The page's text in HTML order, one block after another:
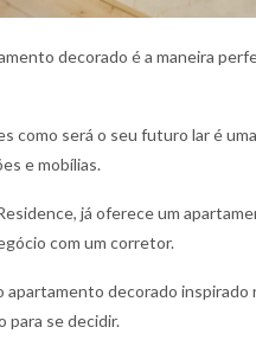
decorado é a maneira
como será o seu futuro lar é
e mobílias.
já oferece um
com um corretor.
apartamento decorado inspirado
se decidir.